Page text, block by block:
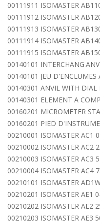
00111911 ISOMASTER
00111912 ISOMASTER
00111913 ISOMASTER
00111914 ISOMASTER
00111915 ISOMASTER
00140101
00140101 JEU D'ENCLUMES
00140301 ANVIL WITH DIAL
00140301 ELEMENT A
00160201 MICROMETER
00160201 PIED
00210001 ISOMASTER AC1
00210002 ISOMASTER AC2
00210003 ISOMASTER AC3
00210004 ISOMASTER AC4
00210101 ISOMASTER
00210201 ISOMASTER AE1
00210202 ISOMASTER AE2
00210203 ISOMASTER AE3